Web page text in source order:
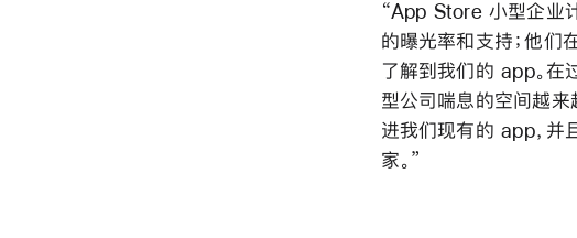
“App Store 小型企业
的曝光率和支持；他
了解到我们的 app。在
型公司喘息的空间越来
进我们现有的 app，并
家。”